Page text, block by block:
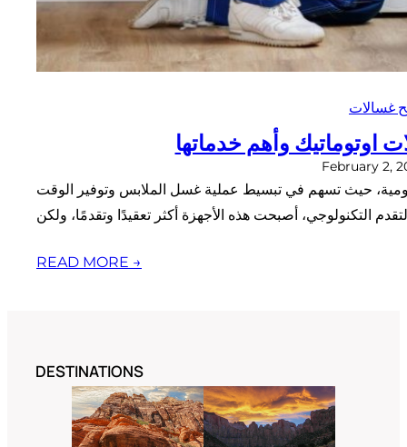
غسالات
وأهم خدماتها
February 2,
حيث تسهم في تبسيط عملية غسل الملابس وتوفير الوقت
READ MORE →
DESTINATIONS